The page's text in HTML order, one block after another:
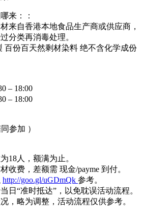
来：：
来自香港本地食品生产商或供应商，
分类再消毒处理。
百份百天然剩材染料 绝不含化学成份
– 18:00
– 18:00
参加 ）
18人，额满为止。
收费，差额需 现金/payme 到付。
http://goo.gl/uGDmQk 参考。
日“准时抵达”，以免耽误活动流程。
，略为调整，活动流程仅供参考。